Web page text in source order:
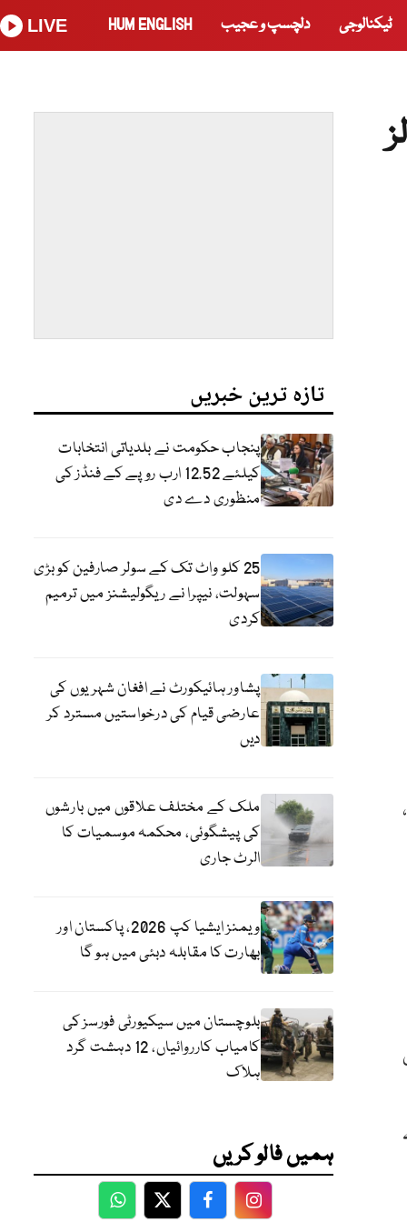
ٹیکنالوجی دلچسپ و عجیب HUM ENGLISH
LIVE
تازہ ترین خبریں
پنجاب حکومت نے بلدیاتی انتخابات
کیلئے 12.52 ارب روپے کے فنڈز کی
منظوری دے دی
25 کلو واٹ تک کے سولر صارفین کو بڑی
سہولت، نیپرا نے ریگولیشنز میں ترمیم
کردی
پشاور ہائیکورٹ نے افغان شہریوں کی
عارضی قیام کی درخواستیں مسترد کر
دیں
ملک کے مختلف علاقوں میں بارشوں
کی پیشگوئی، محکمہ موسمیات کا
الرٹ جاری
ویمنز ایشیا کپ 2026، پاکستان اور
بھارت کا مقابلہ دبئی میں ہو گا
بلوچستان میں سیکیورٹی فورسز کی
کامیاب کارروائیاں، 12 دہشت گرد
ہلاک
ہمیں فالو کریں
WhatsApp
TwitterFacebookFacebook